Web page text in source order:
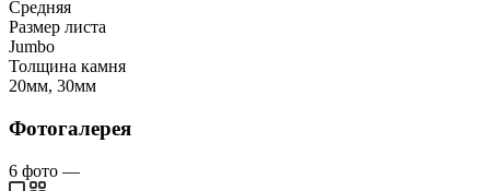
Средняя
Размер листа
Jumbo
Толщина камня
20мм, 30мм
Фотогалерея
6 фото —